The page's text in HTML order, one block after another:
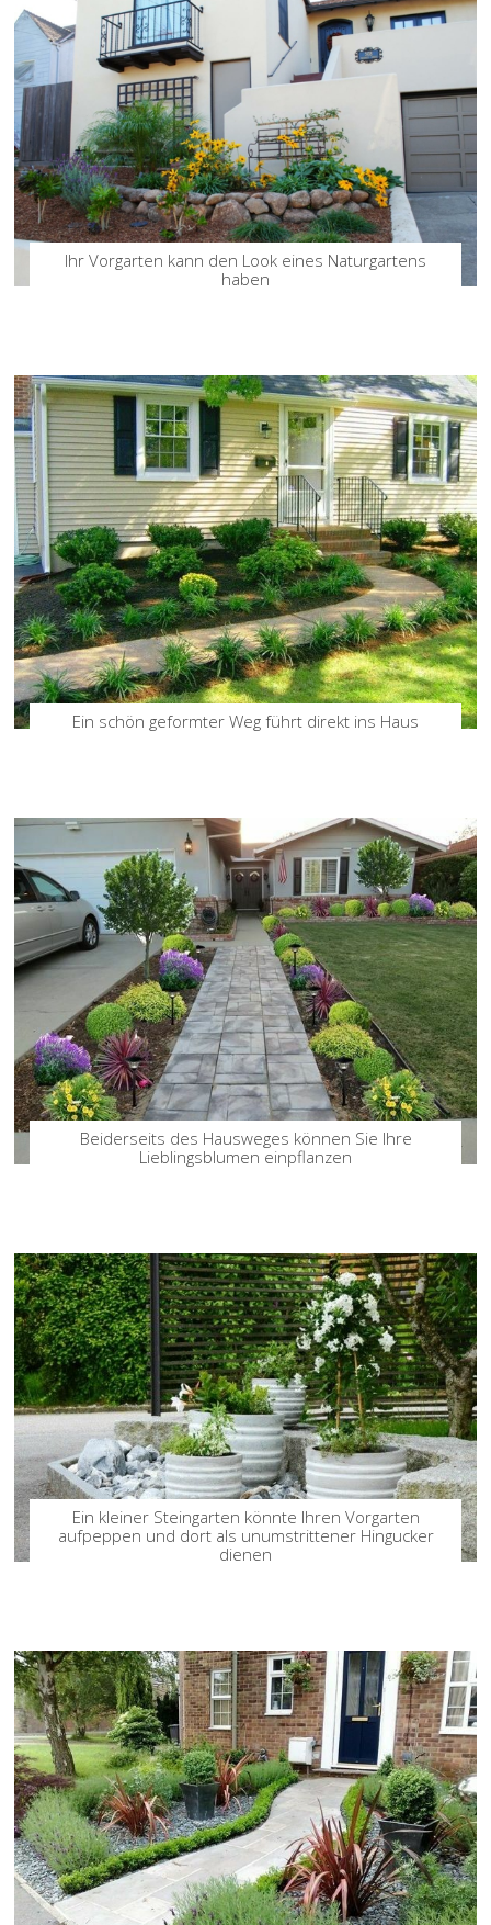
Ihr Vorgarten kann den Look eines Naturgartens
haben
Ein schön geformter Weg führt direkt ins Haus
Beiderseits des Hausweges können Sie Ihre
Lieblingsblumen einpflanzen
Ein kleiner Steingarten könnte Ihren Vorgarten
aufpeppen und dort als unumstrittener Hingucker
dienen